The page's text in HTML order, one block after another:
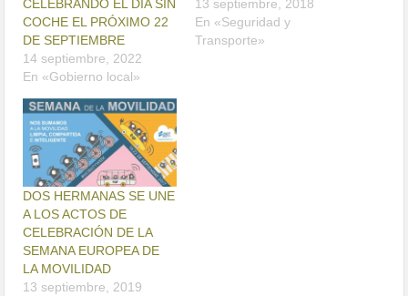
CELEBRANDO EL DÍA SIN
COCHE EL PRÓXIMO 22
DE SEPTIEMBRE
14 septiembre, 2022
En «Gobierno local»
13 septiembre, 2018
En «Seguridad y
Transporte»
DOS HERMANAS SE UNE
A LOS ACTOS DE
CELEBRACIÓN DE LA
SEMANA EUROPEA DE
LA MOVILIDAD
13 septiembre, 2019